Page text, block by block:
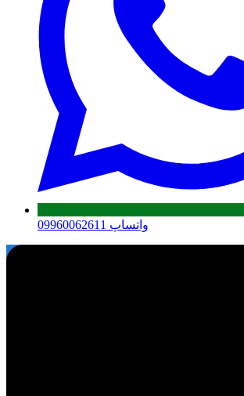
واتساپ 09960062611